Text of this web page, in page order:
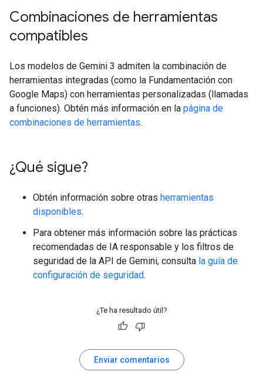
Combinaciones de herramientas
compatibles
Los modelos de Gemini 3 admiten la combinación de
herramientas integradas (como la Fundamentación con
Google Maps) con herramientas personalizadas (llamadas
a funciones). Obtén más información en la página de
combinaciones de herramientas.
¿Qué sigue?
Obtén información sobre otras herramientas
disponibles.
Para obtener más información sobre las prácticas
recomendadas de IA responsable y los filtros de
seguridad de la API de Gemini, consulta la guía de
configuración de seguridad.
¿Te ha resultado útil?
Enviar comentarios